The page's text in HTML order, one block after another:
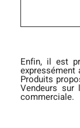
Enfin, il est
expressément
Produits
Vendeurs sur
commerciale.